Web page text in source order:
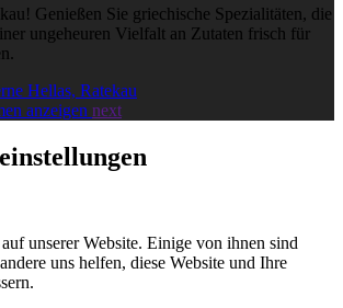
Genießen Sie griechische Spezialitäten, die
ungeheuren Vielfalt an Zutaten frisch für
Hellas, Ratekau
anzeigen next
unserer Website. Einige von ihnen sind
uns helfen, diese Website und Ihre